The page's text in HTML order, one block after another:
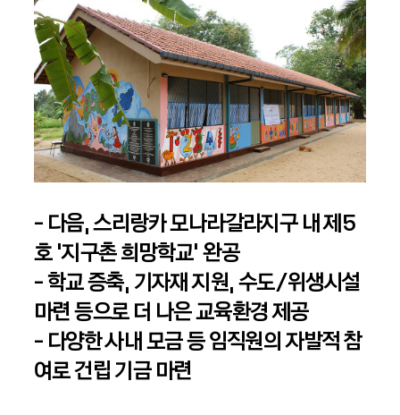
- 다음, 스리랑카 모나라갈라지구 내 제5
호 ‘지구촌 희망학교’ 완공
- 학교 증축, 기자재 지원, 수도/위생시설
마련 등으로 더 나은 교육환경 제공
- 다양한 사내 모금 등 임직원의 자발적 참
여로 건립 기금 마련